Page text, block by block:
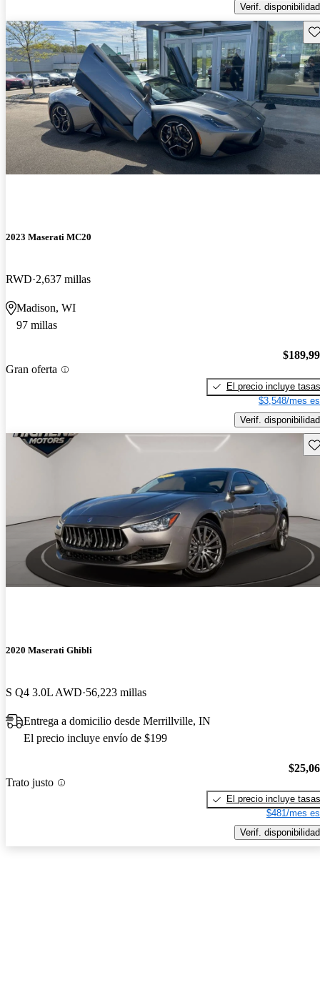
Verif. disponibilidad
2023 Maserati MC20
RWD 2,637 millas
Madison, WI
97 millas
Gran oferta
El precio incluye tasas
$3,548/mes
Verif. disponibilidad
2020 Maserati Ghibli
S Q4 3.0L AWD 56,223 millas
Entrega a domicilio desde Merrillville, IN
El precio incluye envío de $199
Trato justo
El precio incluye tasas
$481/mes
Verif. disponibilidad